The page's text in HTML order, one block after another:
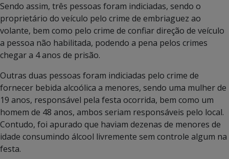
Sendo assim, três pessoas foram indiciadas, sendo o
proprietário do veículo pelo crime de embriaguez ao
volante, bem como pelo crime de confiar direção de veículo
a pessoa não habilitada, podendo a pena pelos crimes
chegar a 4 anos de prisão.
Outras duas pessoas foram indiciadas pelo crime de
fornecer bebida alcoólica a menores, sendo uma mulher de
19 anos, responsável pela festa ocorrida, bem como um
homem de 48 anos, ambos seriam responsáveis pelo local.
Contudo, foi apurado que haviam dezenas de menores de
idade consumindo álcool livremente sem controle algum na
festa.